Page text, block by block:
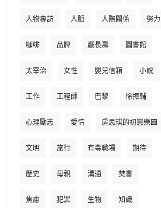
人物專訪 人脈 人際關係 努力
咖啡 品牌 嚴長壽 圖書館
太宰治 女性 嬰兒信箱 小說
工作 工程師 巴黎 徐振輔
心理勵志 愛情 房思琪的初戀樂園
文明 旅行 有毒職場 期待
歷史 母親 溝通 焚書
焦慮 犯罪 生物 知識